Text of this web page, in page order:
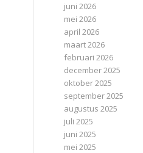
juni 2026
mei 2026
april 2026
maart 2026
februari 2026
december 2025
oktober 2025
september 2025
augustus 2025
juli 2025
juni 2025
mei 2025